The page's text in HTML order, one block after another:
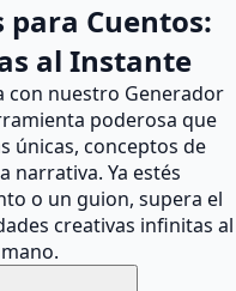
para Cuentos:
al Instante
con nuestro Generador
poderosa que
únicas, conceptos de
narrativa. Ya estés
o un guion, supera el
creativas infinitas al